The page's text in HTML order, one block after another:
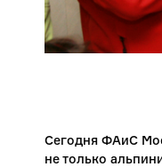
Сегодня ФАиС
не только